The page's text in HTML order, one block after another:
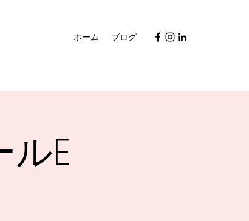
ホーム ブログ
E